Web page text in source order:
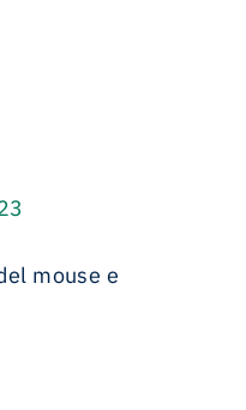
mouse e